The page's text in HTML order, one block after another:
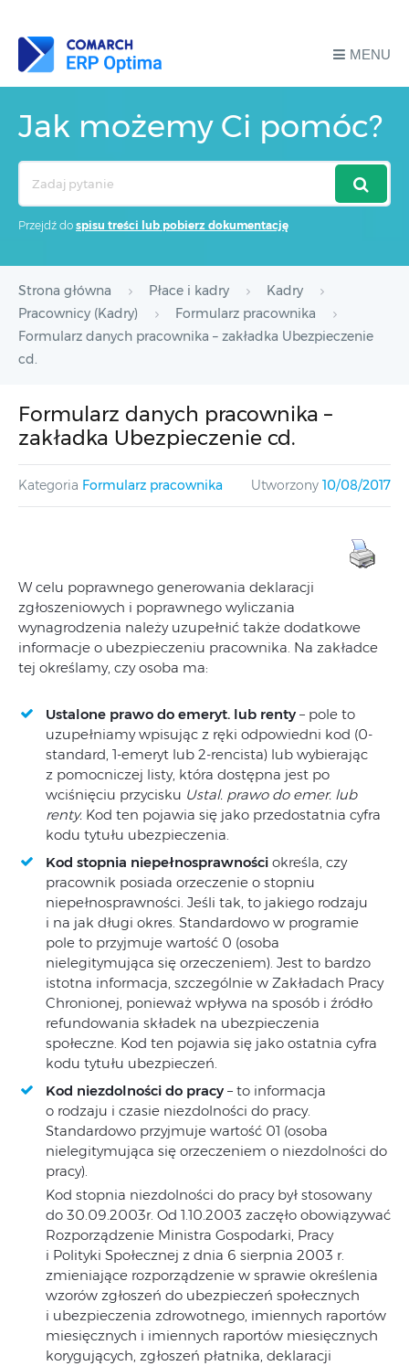
MENU
Jak możemy Ci pomóc?
Przejdź do spisu treści lub pobierz dokumentację
Strona główna Płace i kadry
Kadry
Pracownicy (Kadry)
Formularz pracownika
Formularz danych pracownika – zakładka Ubezpieczenie
cd.
Formularz danych pracownika –
zakładka Ubezpieczenie cd.
Kategoria Formularz pracownika Utworzony 10/08/2017
W celu poprawnego generowania deklaracji
zgłoszeniowych i poprawnego wyliczania
wynagrodzenia należy uzupełnić także dodatkowe
informacje o ubezpieczeniu pracownika. Na zakładce
tej określamy, czy osoba ma:
Ustalone prawo do emeryt. lub renty – pole to
uzupełniamy wpisując z ręki odpowiedni kod (0-
standard, 1‑emeryt lub 2-rencista) lub wybierając
z pomocniczej listy, która dostępna jest po
wciśnięciu przycisku Ustal. prawo do emer. lub
renty. Kod ten pojawia się jako przedostatnia cyfra
kodu tytułu ubezpieczenia.
Kod stopnia niepełnosprawności określa, czy
pracownik posiada orzeczenie o stopniu
niepełnosprawności. Jeśli tak, to jakiego rodzaju
i na jak długi okres. Standardowo w programie
pole to przyjmuje wartość 0 (osoba
nielegitymująca się orzeczeniem). Jest to bardzo
istotna informacja, szczególnie w Zakładach Pracy
Chronionej, ponieważ wpływa na sposób i źródło
refundowania składek na ubezpieczenia
społeczne. Kod ten pojawia się jako ostatnia cyfra
kodu tytułu ubezpieczeń.
Kod niezdolności do pracy – to informacja
o rodzaju i czasie niezdolności do pracy.
Standardowo przyjmuje wartość 01 (osoba
nielegitymująca się orzeczeniem o niezdolności do
pracy).
Kod stopnia niezdolności do pracy był stosowany
do 30.09.2003r. Od 1.10.2003 zaczęło obowiązywać
Rozporządzenie Ministra Gospodarki, Pracy
i Polityki Społecznej z dnia 6 sierpnia 2003 r.
zmieniające rozporządzenie w sprawie określenia
wzorów zgłoszeń do ubezpieczeń społecznych
i ubezpieczenia zdrowotnego, imiennych raportów
miesięcznych i imiennych raportów miesięcznych
korygujących, zgłoszeń płatnika, deklaracji